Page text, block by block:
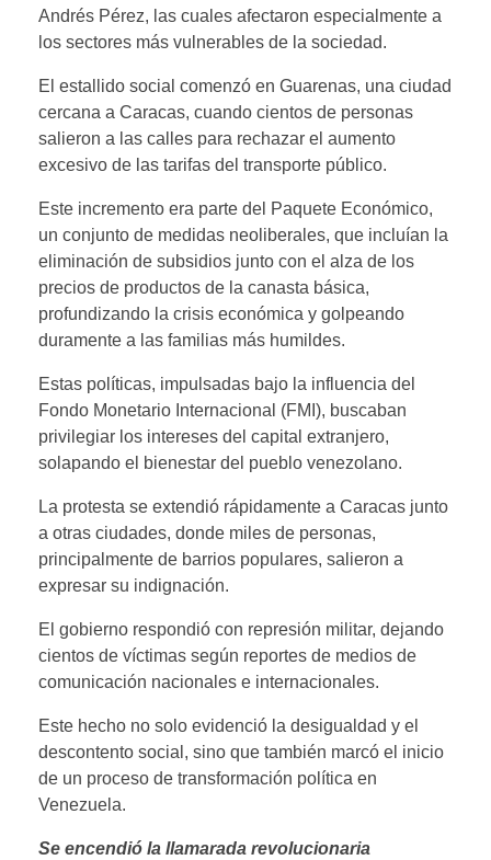
Andrés Pérez, las cuales afectaron especialmente a
los sectores más vulnerables de la sociedad.
El estallido social comenzó en Guarenas, una ciudad
cercana a Caracas, cuando cientos de personas
salieron a las calles para rechazar el aumento
excesivo de las tarifas del transporte público.
Este incremento era parte del Paquete Económico,
un conjunto de medidas neoliberales, que incluían la
eliminación de subsidios junto con el alza de los
precios de productos de la canasta básica,
profundizando la crisis económica y golpeando
duramente a las familias más humildes.
Estas políticas, impulsadas bajo la influencia del
Fondo Monetario Internacional (FMI), buscaban
privilegiar los intereses del capital extranjero,
solapando el bienestar del pueblo venezolano.
La protesta se extendió rápidamente a Caracas junto
a otras ciudades, donde miles de personas,
principalmente de barrios populares, salieron a
expresar su indignación.
El gobierno respondió con represión militar, dejando
cientos de víctimas según reportes de medios de
comunicación nacionales e internacionales.
Este hecho no solo evidenció la desigualdad y el
descontento social, sino que también marcó el inicio
de un proceso de transformación política en
Venezuela.
Se encendió la llamarada revolucionaria